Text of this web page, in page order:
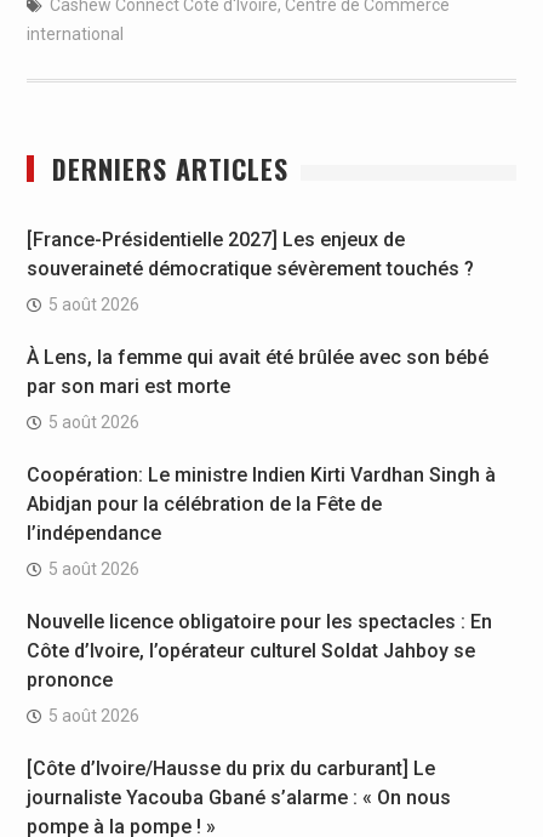
Cashew Connect Côte d'Ivoire, Centre de Commerce
international
DERNIERS ARTICLES
[France-Présidentielle 2027] Les enjeux de
souveraineté démocratique sévèrement touchés ?
5 août 2026
À Lens, la femme qui avait été brûlée avec son bébé
par son mari est morte
5 août 2026
Coopération: Le ministre Indien Kirti Vardhan Singh à
Abidjan pour la célébration de la Fête de
l’indépendance
5 août 2026
Nouvelle licence obligatoire pour les spectacles : En
Côte d’Ivoire, l’opérateur culturel Soldat Jahboy se
prononce
5 août 2026
[Côte d’Ivoire/Hausse du prix du carburant] Le
journaliste Yacouba Gbané s’alarme : « On nous
pompe à la pompe ! »